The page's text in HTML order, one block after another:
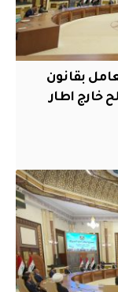
التعامل بقانون
خارج اطار